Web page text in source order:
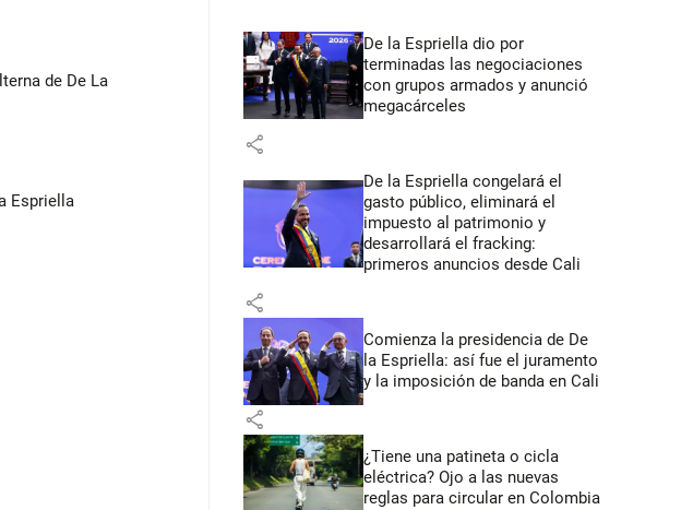
de De La
Espriella
De la Espriella dio por
terminadas las negociaciones
con grupos armados y anunció
megacárceles
share
De la Espriella congelará el
gasto público, eliminará el
impuesto al patrimonio y
desarrollará el fracking:
primeros anuncios desde Cali
share
Comienza la presidencia de De
la Espriella: así fue el juramento
y la imposición de banda en Cali
share
¿Tiene una patineta o cicla
eléctrica? Ojo a las nuevas
reglas para circular en Colombia